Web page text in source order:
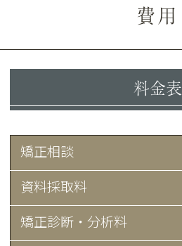
費用
料金表
矯正相談
資料採取料
矯正診断・分析料